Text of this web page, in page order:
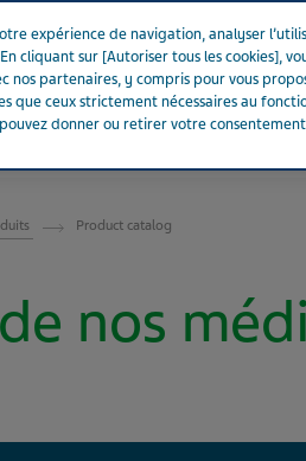
Product catalog
nos
expérience de navigation, analyser
cliquant sur [Autoriser tous les cookies],
nos partenaires, y compris pour vous
que ceux strictement nécessaires au
donner ou retirer votre